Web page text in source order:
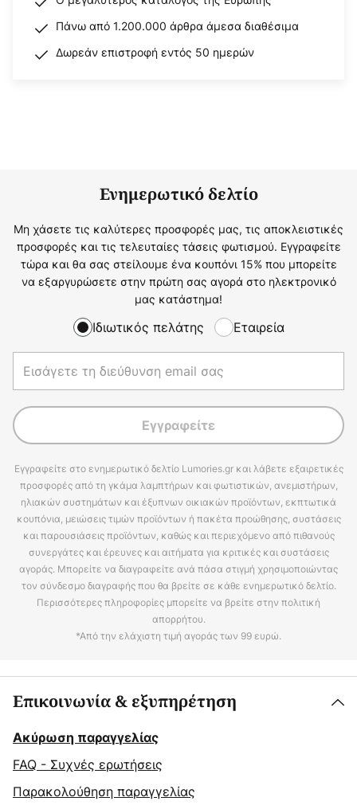
Πάνω από 1.200.000 άρθρα άμεσα διαθέσιμα
Δωρεάν επιστροφή εντός 50 ημερών
Ενημερωτικό δελτίο
Μη χάσετε τις καλύτερες προσφορές μας, τις αποκλειστικές
προσφορές και τις τελευταίες τάσεις φωτισμού. Εγγραφείτε
τώρα και θα σας στείλουμε ένα κουπόνι 15% που μπορείτε
να εξαργυρώσετε στην πρώτη σας αγορά στο ηλεκτρονικό
μας κατάστημα!
Ιδιωτικός πελάτης Εταιρεία
Εγγραφείτε
Εγγραφείτε στο ενημερωτικό δελτίο Lumories.gr και λάβετε εξαιρετικές
προσφορές από τη γκάμα λαμπτήρων και φωτιστικών, ανεμιστήρων,
ηλιακών συστημάτων και έξυπνων οικιακών προϊόντων, εκπτωτικά
κουπόνια, μειώσεις τιμών προϊόντων ή πακέτα προώθησης, συστάσεις
και παρουσιάσεις προϊόντων, καθώς και περιεχόμενο από πιθανούς
συνεργάτες και έρευνες και αιτήματα για κριτικές και συστάσεις
αγοράς. Μπορείτε να διαγραφείτε ανά πάσα στιγμή χρησιμοποιώντας
τον σύνδεσμο διαγραφής που θα βρείτε σε κάθε ενημερωτικό δελτίο.
Περισσότερες πληροφορίες μπορείτε να βρείτε στην πολιτική
απορρήτου.
*Από την ελάχιστη τιμή αγοράς των 99 ευρώ.
Επικοινωνία & εξυπηρέτηση
Ακύρωση παραγγελίας
FAQ - Συχνές ερωτήσεις
Παρακολούθηση παραγγελίας